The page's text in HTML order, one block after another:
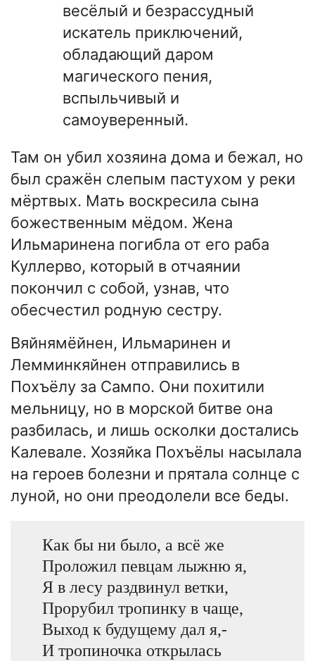
весёлый и безрассудный
искатель приключений,
обладающий даром
магического пения,
вспыльчивый и
самоуверенный.
Там он убил хозяина дома и бежал, но
был сражён слепым пастухом у реки
мёртвых. Мать воскресила сына
божественным мёдом. Жена
Ильмаринена погибла от его раба
Куллерво, который в отчаянии
покончил с собой, узнав, что
обесчестил родную сестру.
Вяйнямёйнен, Ильмаринен и
Лемминкяйнен отправились в
Похъёлу за Сампо. Они похитили
мельницу, но в морской битве она
разбилась, и лишь осколки достались
Калевале. Хозяйка Похъёлы насылала
на героев болезни и прятала солнце с
луной, но они преодолели все беды.
Как бы ни было, а всё же
Проложил певцам лыжню я,
Я в лесу раздвинул ветки,
Прорубил тропинку в чаще,
Выход к будущему дал я,-
И тропиночка открылась